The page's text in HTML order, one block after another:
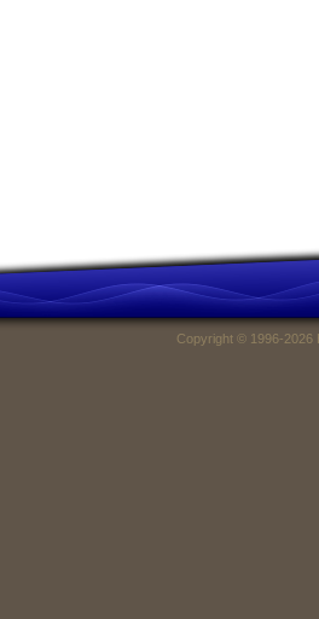
Copyright © 1996-2026